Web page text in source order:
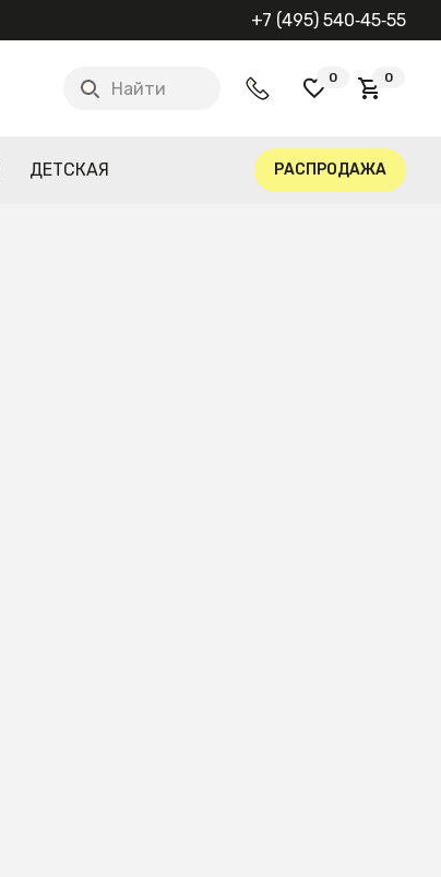
+7 (495) 540‑45‑55
Найти
0 0
ДЕТСКАЯ РАСПРОДАЖА